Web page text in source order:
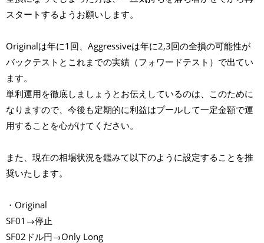
スタートするようお願いします。
Originalは年に1回、Aggressiveは年に2,3回の全損の可能性が
バックテストとこれまでの実績（フォワードテスト）で出てい
ます。
単利運用を徹底しましょうとお伝えしているのは、このために
なりますので、今後も定期的に利益はプールして一定金額で運
用することを心がけてください。
また、現在の相場状況を鑑みて以下のように設定することを推
奨いたします。
・Original
SF01→停止
SF02ドル円→Only Long